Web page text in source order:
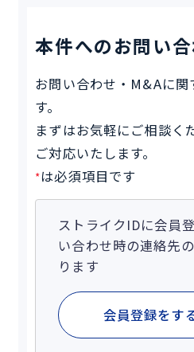
本件へのお問い合
お問い合わせ・M&Aに関
す。
まずはお気軽にご相談く
ご対応いたします。
*は必須項目です
ストライクIDに会員
い合わせ時の連絡先
ります
会員登録をす